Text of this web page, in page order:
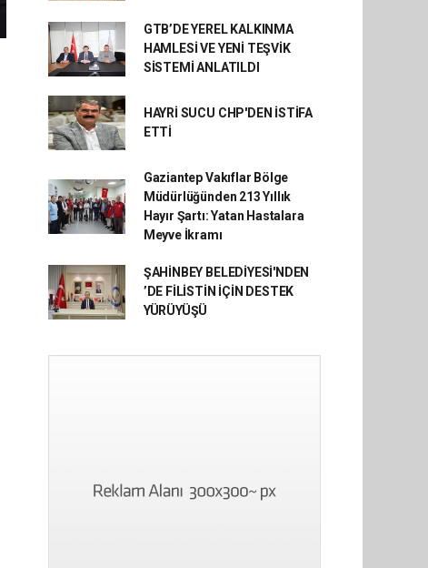
GTB’DE YEREL KALKINMA
HAMLESİ VE YENİ TEŞVİK
SİSTEMİ ANLATILDI
HAYRİ SUCU CHP'DEN İSTİFA
ETTİ
Gaziantep Vakıflar Bölge
Müdürlüğünden 213 Yıllık
Hayır Şartı: Yatan Hastalara
Meyve İkramı
ŞAHİNBEY BELEDİYESİ'NDEN
’DE FİLİSTİN İÇİN DESTEK
YÜRÜYÜŞÜ